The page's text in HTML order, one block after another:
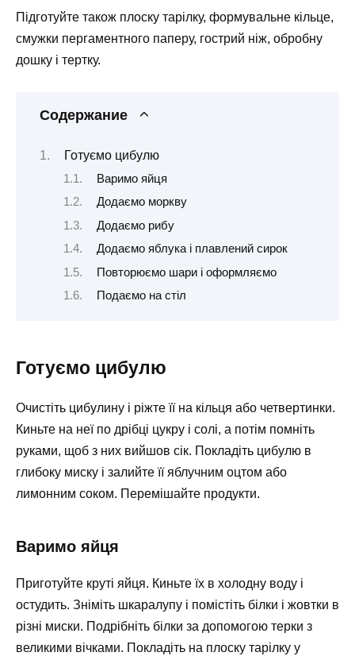
Підготуйте також плоску тарілку, формувальне кільце,
смужки пергаментного паперу, гострий ніж, обробну
дошку і тертку.
Содержание
Готуємо цибулю
Варимо яйця
Додаємо моркву
Додаємо рибу
Додаємо яблука і плавлений сирок
Повторюємо шари і оформляємо
Подаємо на стіл
Готуємо цибулю
Очистіть цибулину і ріжте її на кільця або четвертинки.
Киньте на неї по дрібці цукру і солі, а потім помніть
руками, щоб з них вийшов сік. Покладіть цибулю в
глибоку миску і залийте її яблучним оцтом або
лимонним соком. Перемішайте продукти.
Варимо яйця
Приготуйте круті яйця. Киньте їх в холодну воду і
остудить. Зніміть шкаралупу і помістіть білки і жовтки в
різні миски. Подрібніть білки за допомогою терки з
великими вічками. Покладіть на плоску тарілку у